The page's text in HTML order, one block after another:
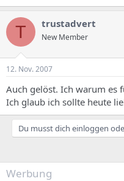
T trustadvert
New Member
12. Nov. 2007
Auch gelöst. Ich warum es
Ich glaub ich sollte heute
Du musst dich einloggen
Werbung